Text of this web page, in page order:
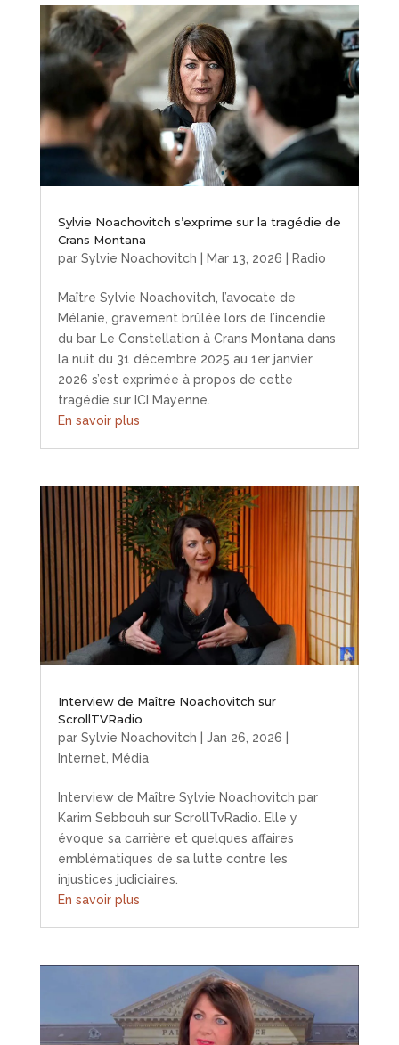
Sylvie Noachovitch s’exprime sur la tragédie de
Crans Montana
par Sylvie Noachovitch Mar 13, 2026 Radio
Maître Sylvie Noachovitch, l’avocate de
Mélanie, gravement brûlée lors de l’incendie
du bar Le Constellation à Crans Montana dans
la nuit du 31 décembre 2025 au 1er janvier
2026 s’est exprimée à propos de cette
tragédie sur ICI Mayenne.
En savoir plus
Interview de Maître Noachovitch sur
ScrollTVRadio
par Sylvie Noachovitch Jan 26, 2026
Internet
Média
Interview de Maître Sylvie Noachovitch par
Karim Sebbouh sur ScrollTvRadio. Elle y
évoque sa carrière et quelques affaires
emblématiques de sa lutte contre les
injustices judiciaires.
En savoir plus